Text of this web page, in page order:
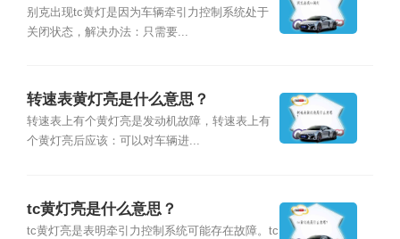
别克出现tc黄灯是因为车辆牵引力控制系统处于
关闭状态，解决办法：只需要...
转速表黄灯亮是什么意思？
转速表上有个黄灯亮是发动机故障，转速表上有
个黄灯亮后应该：可以对车辆进...
tc黄灯亮是什么意思？
tc黄灯亮是表明牵引力控制系统可能存在故障。tc